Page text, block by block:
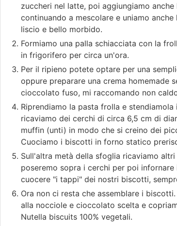
zuccheri nel latte, poi aggiungiamo
continuando a mescolare e uniamo
liscio e bello morbido.
Formiamo una palla schiacciata con la
in frigorifero per circa un'ora.
Per il ripieno potete optare per una
oppure preparare una crema homemade
cioccolato fuso, mi raccomando non
Riprendiamo la pasta frolla e
ricaviamo dei cerchi di circa 6,5 cm di
muffin (unti) in modo che si creino dei
Cuociamo i biscotti in forno statico
Sull'altra metà della sfoglia ricaviamo
poseremo sopra i cerchi per poi
cuocere "i tappi" dei nostri biscotti,
Ora non ci resta che assemblare i
alla nocciole e cioccolato scelta e
Nutella biscuits 100% vegetali.